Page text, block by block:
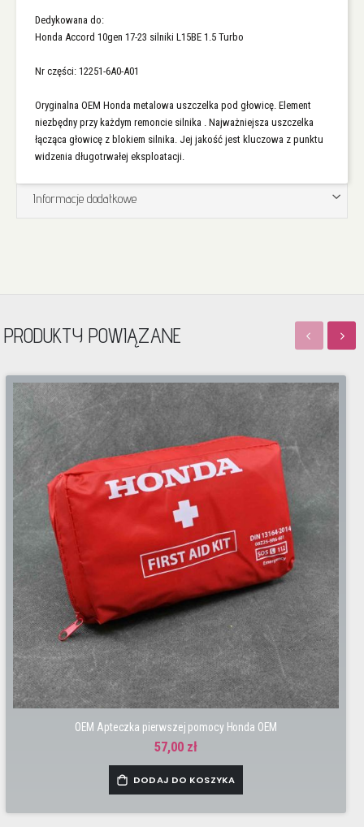
Dedykowana do:
Honda Accord 10gen 17-23 silniki L15BE 1.5 Turbo
Nr części: 12251-6A0-A01
Oryginalna OEM Honda metalowa uszczelka pod głowicę. Element
niezbędny przy każdym remoncie silnika . Najważniejsza uszczelka
łącząca głowicę z blokiem silnika. Jej jakość jest kluczowa z punktu
widzenia długotrwałej eksploatacji.
Informacje dodatkowe
PRODUKTY POWIĄZANE
OEM Apteczka pierwszej pomocy Honda OEM
57,00 zł
DODAJ DO KOSZYKA